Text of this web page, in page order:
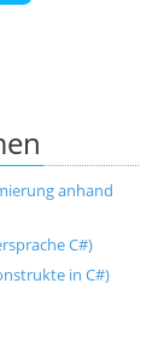
anhand
C#)
in C#)